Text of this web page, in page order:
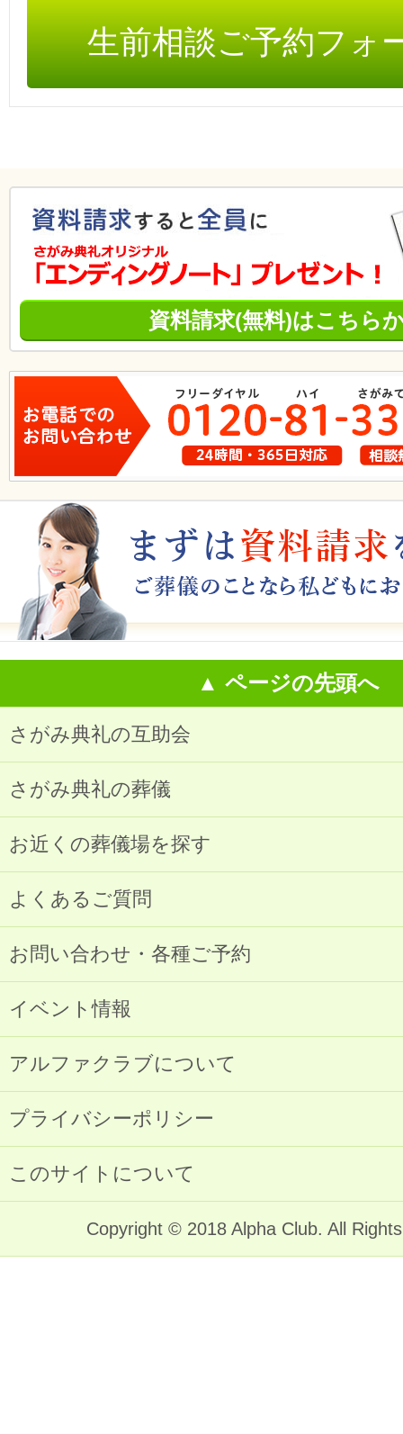
生前相談ご予約フォ
資料請求(無料)はこちら
▲ ページの先頭へ
さがみ典礼の互助会
さがみ典礼の葬儀
お近くの葬儀場を探す
よくあるご質問
お問い合わせ・各種ご予約
イベント情報
アルファクラブについて
プライバシーポリシー
このサイトについて
Copyright © 2018 Alpha Club. All